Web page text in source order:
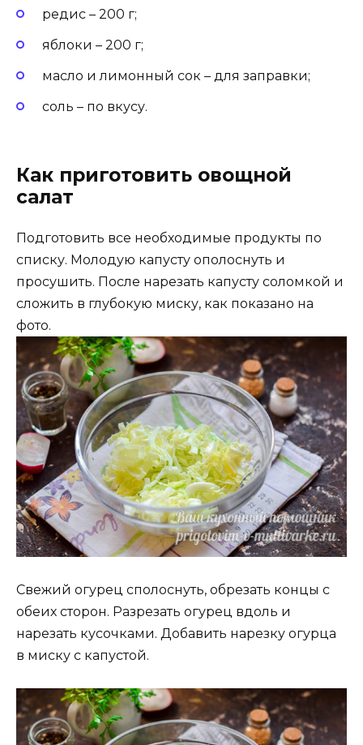
редис – 200 г;
яблоки – 200 г;
масло и лимонный сок – для заправки;
соль – по вкусу.
Как приготовить овощной
салат
Подготовить все необходимые продукты по
списку. Молодую капусту ополоснуть и
просушить. После нарезать капусту соломкой и
сложить в глубокую миску, как показано на
фото.
Свежий огурец сполоснуть, обрезать концы с
обеих сторон. Разрезать огурец вдоль и
нарезать кусочками. Добавить нарезку огурца
в миску с капустой.